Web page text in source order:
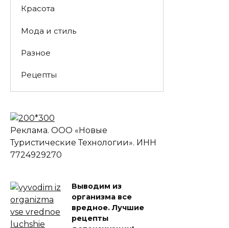
Красота
Мода и стиль
Разное
Рецепты
Реклама. ООО «Новые
Туристические Технологии». ИНН
7724929270
Выводим из
организма все
вредное. Лучшие
рецепты